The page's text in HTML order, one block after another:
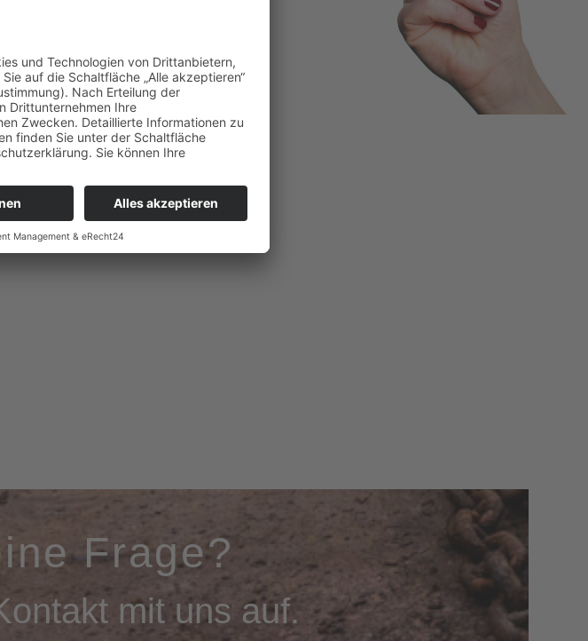
Frage?
mit uns auf.